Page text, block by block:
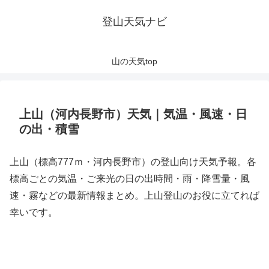
登山天気ナビ
山の天気top
上山（河内長野市）天気｜気温・風速・日
の出・積雪
上山（標高777ｍ・河内長野市）の登山向け天気予報。各
標高ごとの気温・ご来光の日の出時間・雨・降雪量・風
速・霧などの最新情報まとめ。上山登山のお役に立てれば
幸いです。